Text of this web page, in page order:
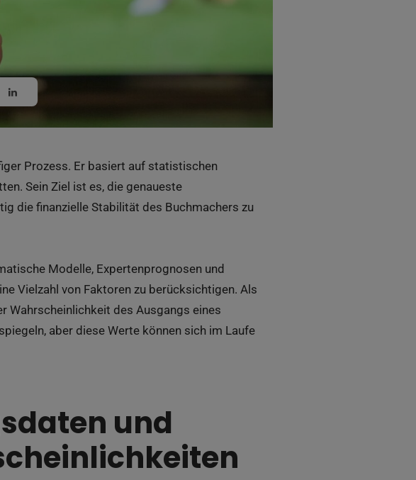
Prozess. Er basiert auf statistischen
Sein Ziel ist es, die genaueste
die finanzielle Stabilität des Buchmachers zu
Modelle, Expertenprognosen und
Vielzahl von Faktoren zu berücksichtigen. Als
Wahrscheinlichkeit des Ausgangs eines
aber diese Werte können sich im Laufe
und